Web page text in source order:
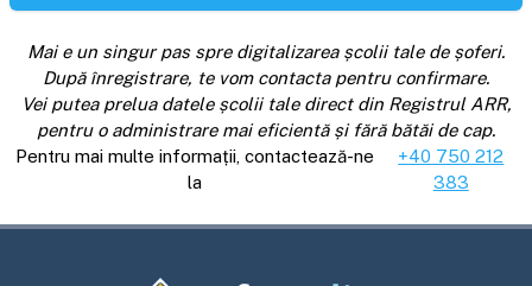
Mai e un singur pas spre digitalizarea școlii tale de șoferi.
După înregistrare, te vom contacta pentru confirmare.
Vei putea prelua datele școlii tale direct din Registrul ARR,
pentru o administrare mai eficientă și fără bătăi de cap.
Pentru mai multe informații, contactează-ne
la
+40 750 212
383